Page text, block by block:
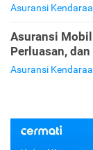
Asuransi
Asuransi
Perluasan,
Asuransi